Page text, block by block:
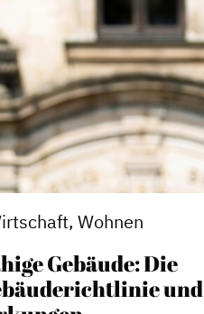
Wohnen
Gebäude: Die
und